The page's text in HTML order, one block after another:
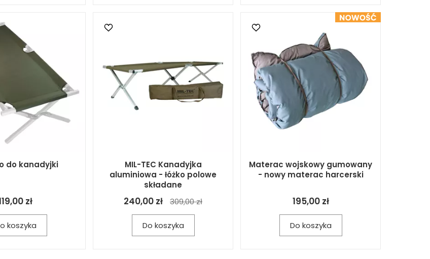
do kanadyjki
zł
koszyka
MIL-TEC Kanadyjka
aluminiowa - łóżko polowe
składane
240,00 zł 309,00 zł
Do koszyka
Materac wojskowy gumowany
- nowy materac harcerski
195,00 zł
Do koszyka